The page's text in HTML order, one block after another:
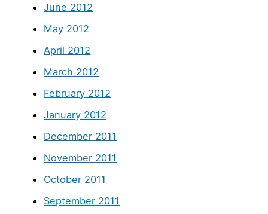
June 2012
May 2012
April 2012
March 2012
February 2012
January 2012
December 2011
November 2011
October 2011
September 2011